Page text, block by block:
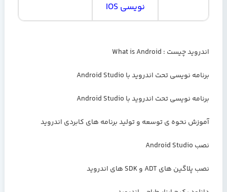
نویسی IOS
اندروید چیست : What is Android
برنامه نویسی تحت اندروید با Android Studio
برنامه نویسی تحت اندروید با Android Studio
آموزش نحوه ی توسعه و تولید برنامه های کابردی اندروید
نصب Android Studio
نصب پلاگین های ADT و SDK های اندروید